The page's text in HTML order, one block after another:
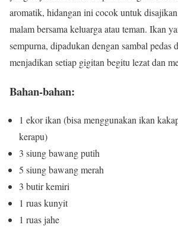
aromatik, hidangan ini cocok untuk
malam bersama keluarga atau teman. Ikan
sempurna, dipadukan dengan sambal pedas
menjadikan setiap gigitan begitu lezat dan
Bahan-bahan:
1 ekor ikan (bisa menggunakan ikan
kerapu)
3 siung bawang putih
5 siung bawang merah
3 butir kemiri
1 ruas kunyit
1 ruas jahe